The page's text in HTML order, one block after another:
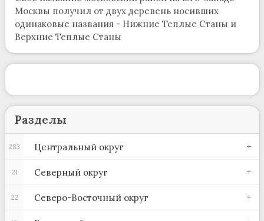
Москвы получил от двух деревень носивших
одинаковые названия - Нижние Теплые Станы и
Верхние Теплые Станы
Разделы
Центральный округ
283
Северный округ
21
Северо-Восточный округ
22